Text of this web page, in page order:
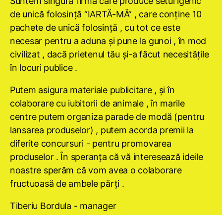
de unică folosinţă “IARTĂ-MĂ” , care conţine 10
pachete de unică folosinţă , cu tot ce este
necesar pentru a aduna şi pune la gunoi , în mod
civilizat , dacă prietenul tău şi-a făcut necesităţile
în locuri publice .
Putem asigura materiale publicitare , şi în
colaborare cu iubitorii de animale , în marile
centre putem organiza parade de modă (pentru
lansarea produselor) , putem acorda premii la
diferite concursuri - pentru promovarea
produselor . În speranţa că vă interesează ideile
noastre sperăm că vom avea o colaborare
fructuoasă de ambele părţi .
Tiberiu Bordula - manager